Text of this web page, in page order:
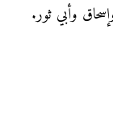
وأبي ثور.